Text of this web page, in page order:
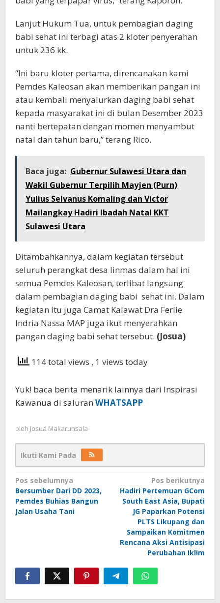
Lanjut Hukum Tua, untuk pembagian daging
babi sehat ini terbagi atas 2 kloter penyerahan
untuk 236 kk.
“Ini baru kloter pertama, direncanakan kami
Pemdes Kaleosan akan memberikan pangan ini
atau kembali menyalurkan daging babi sehat
kepada masyarakat ini di bulan Desember 2023
nanti bertepatan dengan momen menyambut
natal dan tahun baru,” terang Rico.
Baca juga: Gubernur Sulawesi Utara dan
Wakil Gubernur Terpilih Mayjen (Purn)
Yulius Selvanus Komaling dan Victor
Mailangkay Hadiri Ibadah Natal KKT
Sulawesi Utara
Ditambahkannya, dalam kegiatan tersebut
seluruh perangkat desa linmas dalam hal ini
semua Pemdes Kaleosan, terlibat langsung
dalam pembagian daging babi sehat ini. Dalam
kegiatan itu juga Camat Kalawat Dra Ferlie
Indria Nassa MAP juga ikut menyerahkan
pangan daging babi sehat tersebut. (Josua)
114 total views , 1 views today
Yuk! baca berita menarik lainnya dari Inspirasi
Kawanua di saluran WHATSAPP
oleh Josua Makarunsala
Ikuti Kami Pada
Navigasi
pos
Pos sebelumnya
Bersumber Dari DD 2023,
Pemdes Buhias Bangun
Jalan Usaha Tani
Pos berikutnya
Hadiri Pertemuan GCom
South East Asia, Bupati
JG Paparkan Potensi
PLTS Likupang dan
Sampaikan Komitmen
Rencana Aksi Antisipasi
Perubahan Iklim